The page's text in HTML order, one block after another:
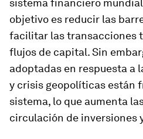
sistema financiero
objetivo es reducir las
facilitar las transacciones
flujos de capital. Sin
adoptadas en respuesta a
y crisis geopolíticas están
sistema, lo que aumenta
circulación de inversiones